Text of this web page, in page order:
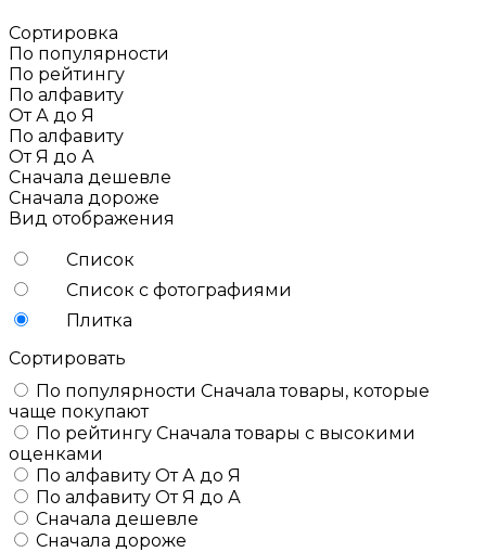
Сортировка
По популярности
По рейтингу
По алфавиту
От А до Я
По алфавиту
От Я до А
Сначала дешевле
Сначала дороже
Вид отображения
Список
Список с фотографиями
Плитка
Сортировать
По популярности Сначала товары, которые
чаще покупают
По рейтингу Сначала товары с высокими
оценками
По алфавиту От А до Я
По алфавиту От Я до А
Сначала дешевле
Сначала дороже